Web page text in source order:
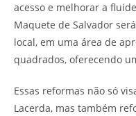
acesso e melhorar a
Maquete de Salvador
local, em uma área de
quadrados, oferecendo
Essas reformas não só
Lacerda, mas também